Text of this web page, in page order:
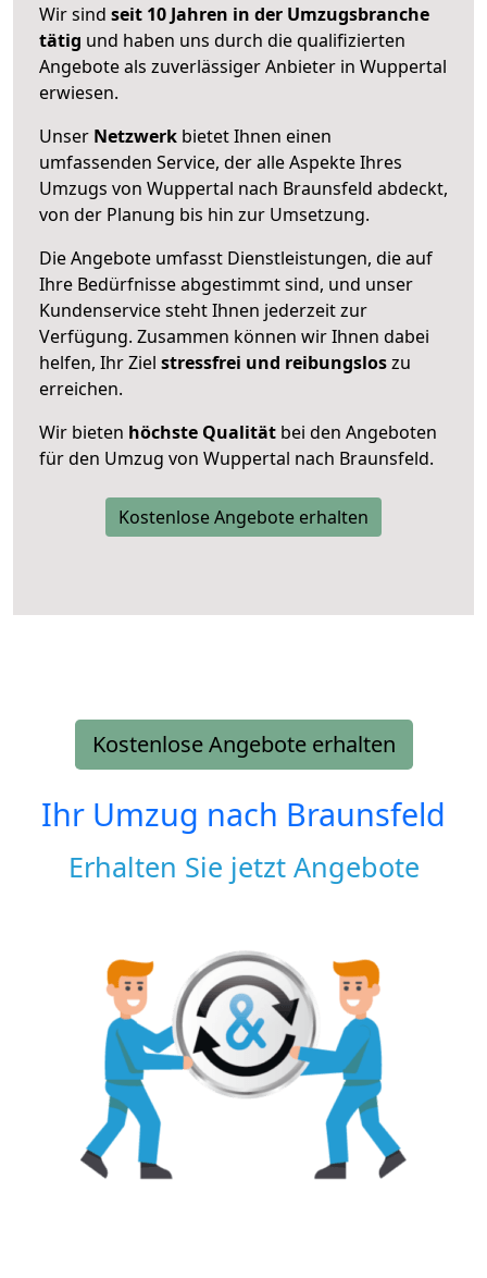
Wir sind seit 10 Jahren in der Umzugsbranche
tätig und haben uns durch die qualifizierten
Angebote als zuverlässiger Anbieter in Wuppertal
erwiesen.
Unser Netzwerk bietet Ihnen einen
umfassenden Service, der alle Aspekte Ihres
Umzugs von Wuppertal nach Braunsfeld abdeckt,
von der Planung bis hin zur Umsetzung.
Die Angebote umfasst Dienstleistungen, die auf
Ihre Bedürfnisse abgestimmt sind, und unser
Kundenservice steht Ihnen jederzeit zur
Verfügung. Zusammen können wir Ihnen dabei
helfen, Ihr Ziel stressfrei und reibungsloszu
erreichen.
Wir bieten höchste Qualität bei den Angeboten
für den Umzug von Wuppertal nach Braunsfeld.
Kostenlose Angebote erhalten
Kostenlose Angebote erhalten
Ihr Umzug nach Braunsfeld
Erhalten Sie jetzt Angebote